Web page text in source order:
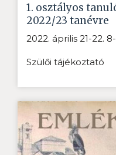
1. osztályos
2022/23 tanévre
2022. április 21-22.
Szülői tájékoztató